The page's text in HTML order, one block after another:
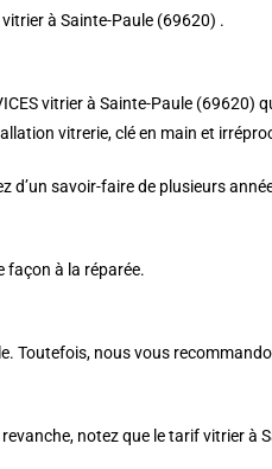
à Sainte-Paule (69620) .
vitrier à Sainte-Paule (69620)
vitrerie, clé en main et
d’un savoir-faire de plusieurs
façon à la réparée.
Toutefois, nous vous
notez que le tarif vitrier à